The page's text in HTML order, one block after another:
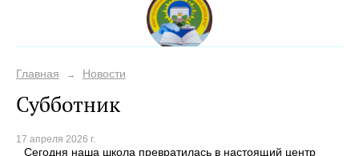
Главная → Новости
Субботник
17 апреля 2026 г.
Сегодня наша школа превратилась в настоящий центр